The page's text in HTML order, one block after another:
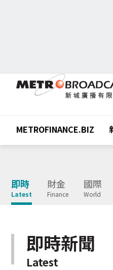
METROFINANCE.BIZ
即時
Latest
財金
Finance
國際
World
即時新聞
Latest